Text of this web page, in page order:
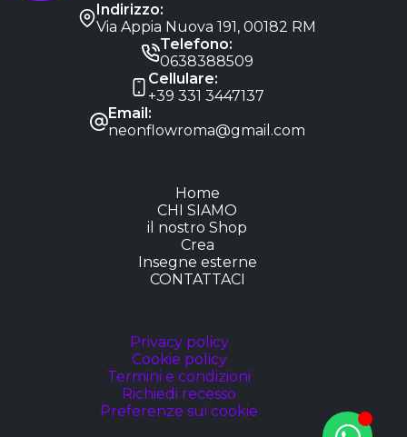
Indirizzo:
Via Appia Nuova 191, 00182 RM
Telefono:
0638388509
Cellulare:
+39 331 3447137
Email:
neonflowroma@gmail.com
Home
CHI SIAMO
il nostro Shop
Crea
Insegne esterne
CONTATTACI
Privacy policy
Cookie policy
Termini e condizioni
Richiedi recesso
Preferenze sui cookie